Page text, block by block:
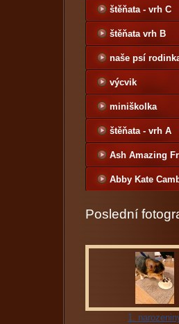
štěňata - vrh C
štěňata vrh B
naše psí
výcvik
miniškolka
štěňata - vrh A
Ash Amazing
Abby Kate
Poslední
1.